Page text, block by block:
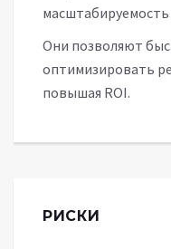
Они позволяют
оптимизировать
повышая ROI.
РИСКИ